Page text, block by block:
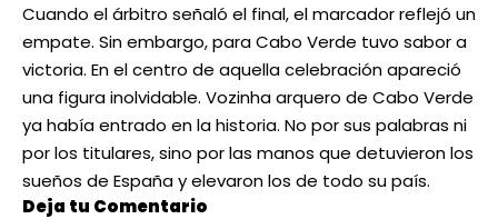
Cuando el árbitro señaló el final, el marcador reflejó un
empate. Sin embargo, para Cabo Verde tuvo sabor a
victoria. En el centro de aquella celebración apareció
una figura inolvidable. Vozinha arquero de Cabo Verde
ya había entrado en la historia. No por sus palabras ni
por los titulares, sino por las manos que detuvieron los
sueños de España y elevaron los de todo su país.
Deja tu Comentario